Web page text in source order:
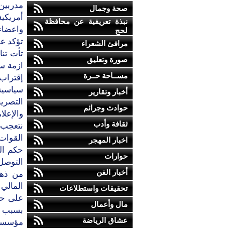
صحة وجمال
نبذة تعريفية عن محافظة
لحج
مرافئ الشعراء
صورة وتعليق
مســاحة حــرة
أخبار وتقارير
حوادث وجرائم
ثقافة وأدب
اخبار المهجر
حوارات
أخبار الفن
تحقيقات واستطلاعات
مال وأعمال
عشاق الرياضة
تؤكد
تأت
ازمة
حكم
من
على
بسبب